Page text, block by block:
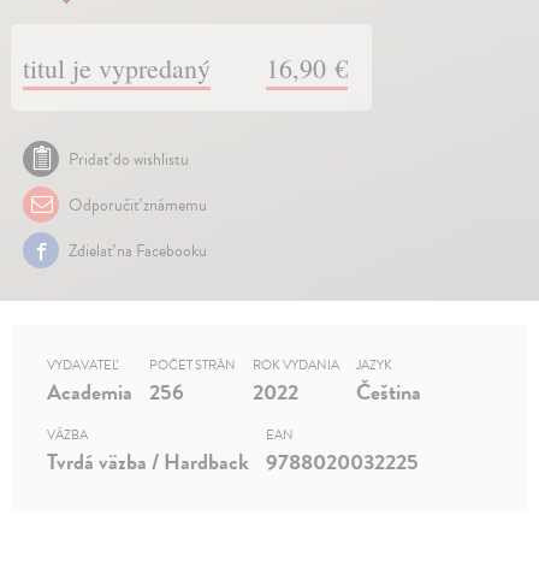
titul je vypredaný 16,90 €
Pridať do wishlistu
Odporučiť známemu
Zdielať na Facebooku
VYDAVATEĽ
Academia
POČET STRÁN
256
ROK VYDANIA
2022
JAZYK
Čeština
VÄZBA
Tvrdá väzba / Hardback
EAN
9788020032225